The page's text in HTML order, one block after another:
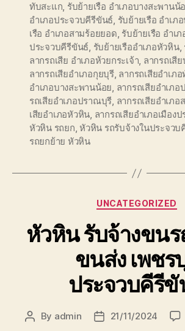
ทับสะแก, รับย้ายเรือ อำเภอบางสะพานน้
อำเภอประจวบคีรีขันธ์, รับย้ายเรือ อำเภ
เรือ อำเภอสามร้อยยอด, รับย้ายเรือ อำเภ
ประจวบคีรีขันธ์, รับย้ายเรืออำเภอหัวหิน,
ลากรถเสีย อำเภอห้วยกระเจ้า, ลากรถเสี
ลากรถเสียอำเภอกุยบุรี, ลากรถเสียอำเภ
อำเภอบางสะพานน้อย, ลากรถเสียอำเภ
รถเสียอำเภอปราณบุรี, ลากรถเสียอำเภ
เสียอำเภอหัวหิน, ลากรถเสียอำเภอเมือง
หัวหิน รถยก,หัวหิน รถรับจ้างในประจวบ
รถยกย้าย หัวหิน
Categories
UNCATEGORIZED
หัวหิน รับจ้างขน
ขนส่ง เพชร
ประจวบคีรี
Post
By admin
Post21/11/2024